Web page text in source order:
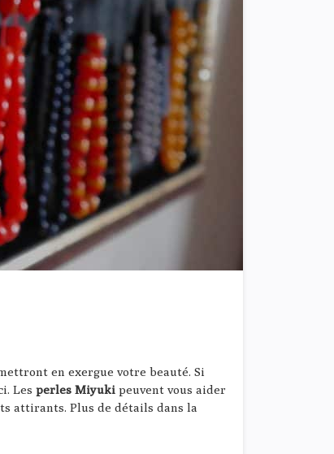
en exergue votre beauté. Si
Les perles Miyuki peuvent vous aider
attirants. Plus de détails dans la